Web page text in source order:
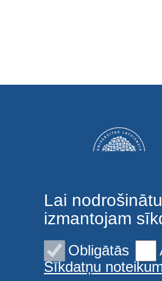
© 2026 Latvijas Universitāte.
Lai
izmantojam
Obligātās
Sīkdatņu